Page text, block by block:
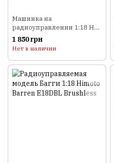
Машинка на
радиоуправлении 1:18 HB
Toys Краулер 4WD на
аккумуляторе (зеленый)
1 850 грн
Нет в наличии